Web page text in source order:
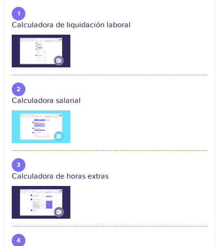
1
Calculadora de liquidación laboral
2
Calculadora salarial
3
Calculadora de horas extras
4